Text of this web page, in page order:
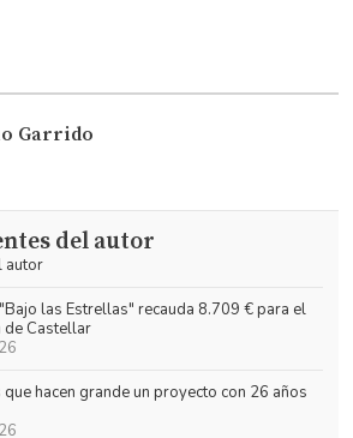
Garrido
del autor
autor
las Estrellas" recauda 8.709 € para el
de Castellar
hacen grande un proyecto con 26 años